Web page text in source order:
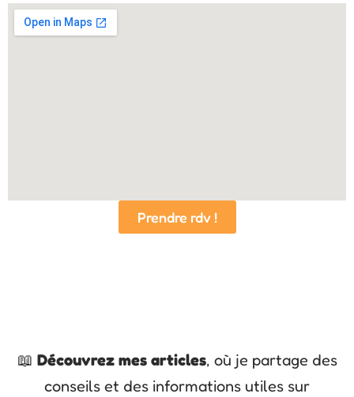
Prendre rdv !
📖 Découvrez mes articles, où je partage des
conseils et des informations utiles sur